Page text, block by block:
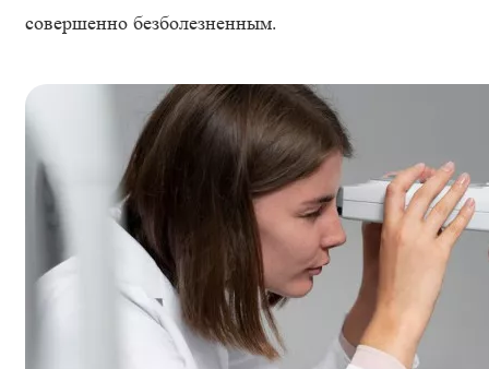
совершенно безболезненным.